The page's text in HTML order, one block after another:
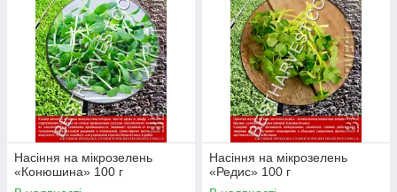
Насіння на мікрозелень
«Конюшина» 100 г
Насіння на мікрозелень
«Редис» 100 г